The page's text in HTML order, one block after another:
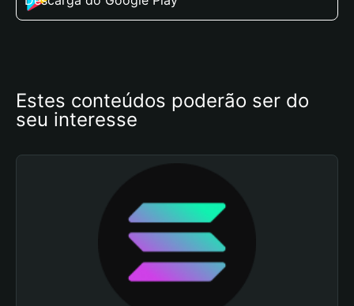
Estes conteúdos poderão ser do
seu interesse